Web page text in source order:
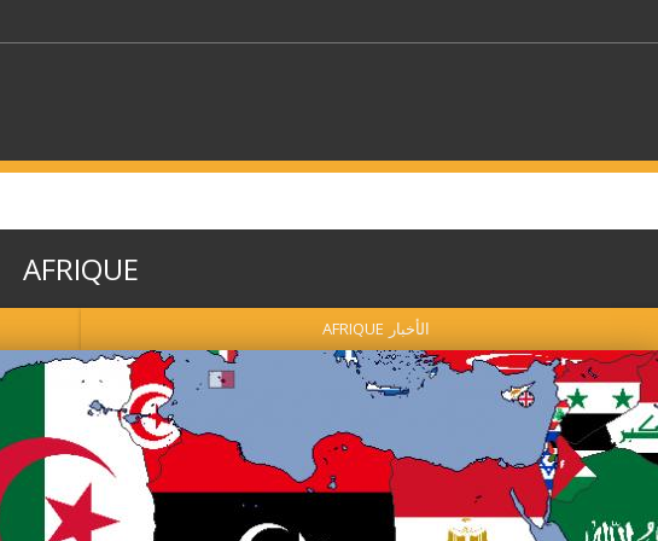
حدد الفئة اختر بلدا/بلدان
AFRIQUE
الأخبار AFRIQUE